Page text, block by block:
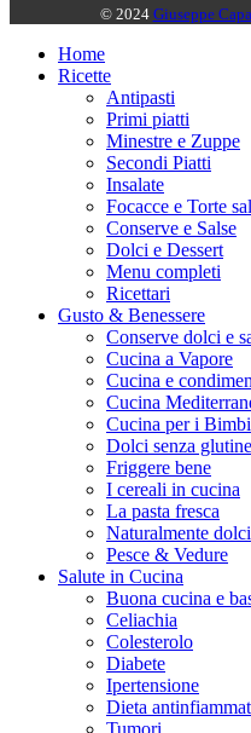
© 2024 Giuseppe
Home
Ricette
Antipasti
Primi piatti
Minestre e Zuppe
Secondi Piatti
Insalate
Focacce e Torte
Conserve e Salse
Dolci e Dessert
Menu completi
Ricettari
Gusto & Benessere
Conserve dolci e
Cucina a Vapore
Cucina e
Cucina
Cucina per i Bimbi
Dolci senza glutine
Friggere bene
I cereali in cucina
La pasta fresca
Naturalmente dolci
Pesce & Vedure
Salute in Cucina
Buona cucina e
Celiachia
Colesterolo
Diabete
Ipertensione
Dieta